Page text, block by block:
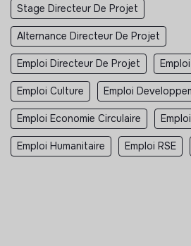
Stage Directeur De Projet
Alternance Directeur De Projet
Emploi Directeur De Projet
Emploi Culture Emploi
Emploi Economie Circulaire
Emploi Humanitaire Emploi RSE